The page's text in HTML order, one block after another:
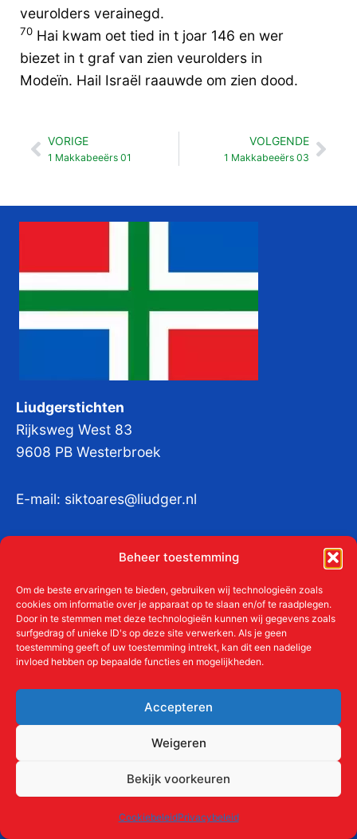
Beheer toestemming
Om de beste ervaringen te bieden, gebruiken wij technologieën zoals
cookies om informatie over je apparaat op te slaan en/of te raadplegen.
Door in te stemmen met deze technologieën kunnen wij gegevens zoals
surfgedrag of unieke ID's op deze site verwerken. Als je geen
toestemming geeft of uw toestemming intrekt, kan dit een nadelige
invloed hebben op bepaalde functies en mogelijkheden.
Accepteren
Weigeren
Bekijk voorkeuren
CookiebeleidPrivacybeleid
veurolders verainegd.
70 Hai kwam oet tied in t joar 146 en wer
biezet in t graf van zien veurolders in
Modeïn. Hail Israël raauwde om zien dood.
Vorige
VORIGE
1 Makkabeeërs 01
VOLGENDE
1 Makkabeeërs 03
Liudgerstichten
Rijksweg West 83
9608 PB Westerbroek
E-mail: siktoares@liudger.nl
KvKnr:41011712
Meer over de Liudgerstichten
Aanmelden als donateur
ANBI
Contact